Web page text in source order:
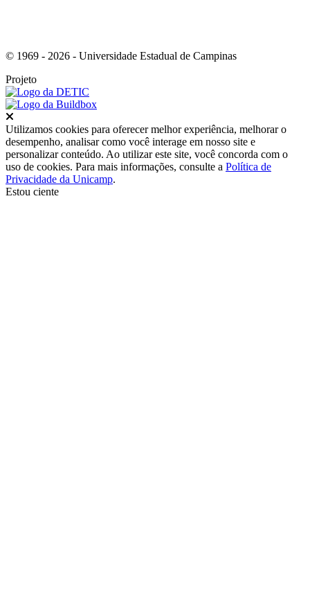
© 1969 - 2026 - Universidade Estadual de Campinas
Projeto
Utilizamos cookies para oferecer melhor experiência, melhorar o
desempenho, analisar como você interage em nosso site e
personalizar conteúdo. Ao utilizar este site, você concorda com o
uso de cookies. Para mais informações, consulte a Política de
Privacidade da Unicamp.
Estou ciente